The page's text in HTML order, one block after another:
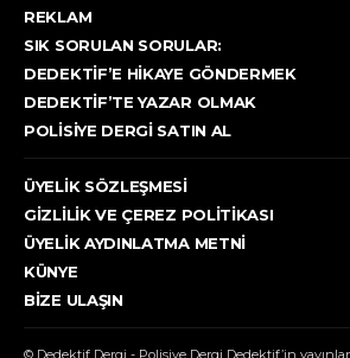
REKLAM
SIK SORULAN SORULAR:
DEDEKTIF’E HIKAYE GÖNDERMEK
DEDEKTIF’TE YAZAR OLMAK
POLISIYE DERGI SATIN AL
ÜYELIK SÖZLEŞMESI
GIZLILIK VE ÇEREZ POLITIKASI
ÜYELIK AYDINLATMA METNI
KÜNYE
BIZE ULAŞIN
© Dedektif Dergi - Polisiye Dergi Dedektif’in